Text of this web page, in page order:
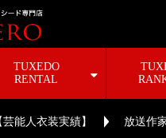
TUXEDO
RENTAL
芸能人衣装実績】 放送作